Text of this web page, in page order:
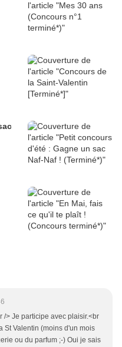
/> Je participe avec plaisir.<br
St Valentin (moins d'un mois
ou du parfum ;-) Oui je sais